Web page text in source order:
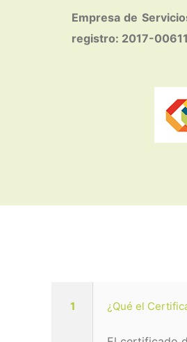
Empresa de
registro: 2017-
1 ¿Qué el